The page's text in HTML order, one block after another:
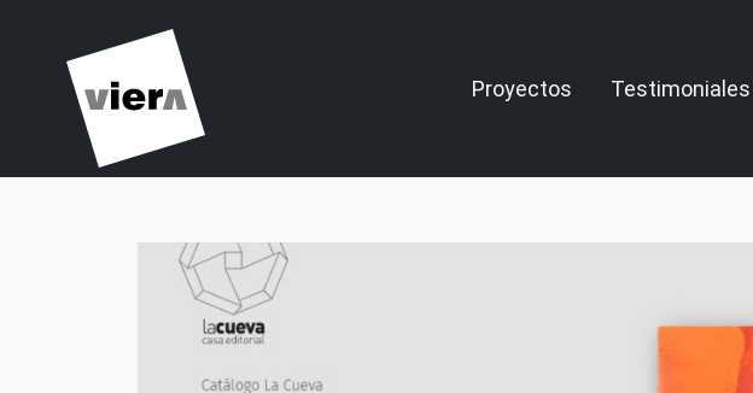
Proyectos Testimoniales